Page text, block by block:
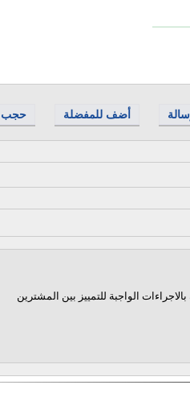
حجب أضف للمفضلة
الواجبة للتمييز بين المشترين